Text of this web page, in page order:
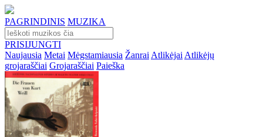
PAGRINDINIS MUZIKA
PRISIJUNGTI
Naujausia Metai Mėgstamiausia Žanrai Atlikėjai Atlikėjų
grojaraščiai Grojaraščiai Paieška